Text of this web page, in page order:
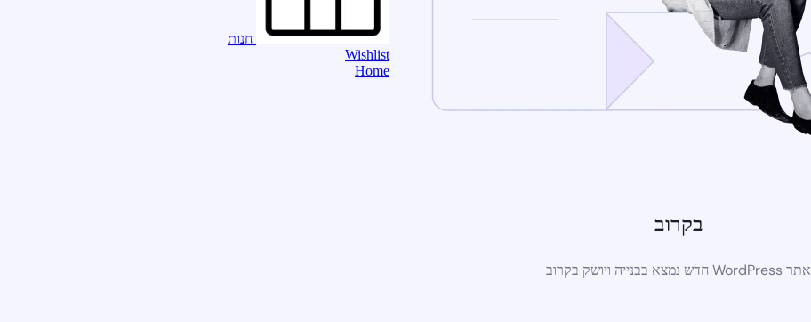
בקרוב
אתר WordPress חדש נמצא בבנייה ויושק בקרוב
חנות
Wishlist
Home